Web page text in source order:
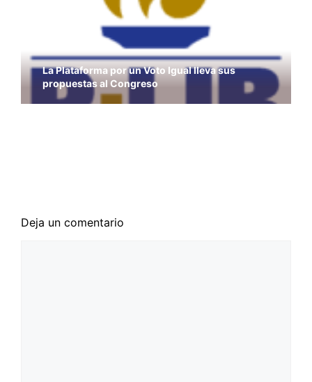
La Plataforma por un Voto Igual lleva sus
propuestas al Congreso
Elecciones andaluzas. Pierden los ciudadanos
Deja un comentario